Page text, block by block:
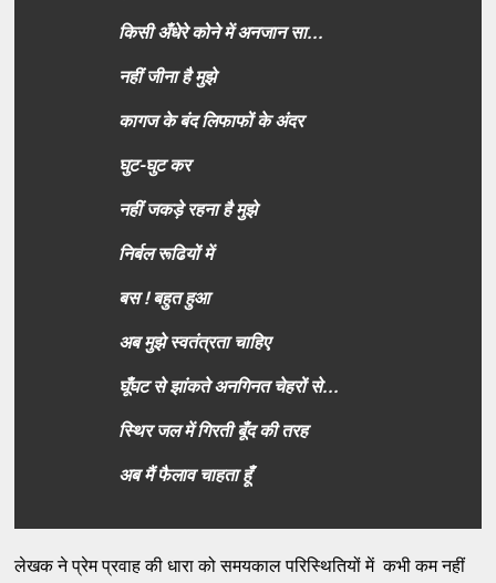
किसी अँधेरे कोने में अनजान सा...
नहीं जीना है मुझे
कागज के बंद लिफाफों के अंदर
घुट-घुट कर
नहीं जकड़े रहना है मुझे
निर्बल रूढियों में
बस ! बहुत हुआ
अब मुझे स्वतंत्रता चाहिए
घूँघट से झांकते अनगिनत चेहरों से...
स्थिर जल में गिरती बूँद की तरह
अब मैं फैलाव चाहता हूँ
लेखक ने प्रेम प्रवाह की धारा को समयकाल परिस्थितियों में कभी कम नहीं